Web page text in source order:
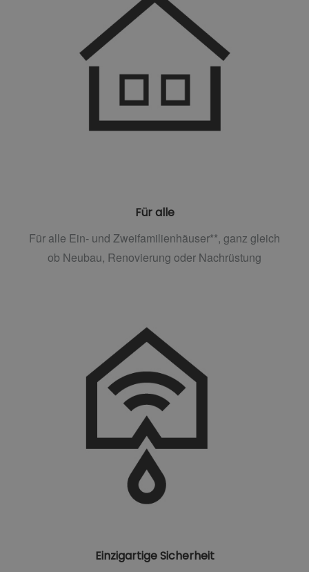
Für alle
Für alle Ein- und Zweifamilienhäuser**, ganz gleich
ob Neubau, Renovierung oder Nachrüstung
Einzigartige Sicherheit